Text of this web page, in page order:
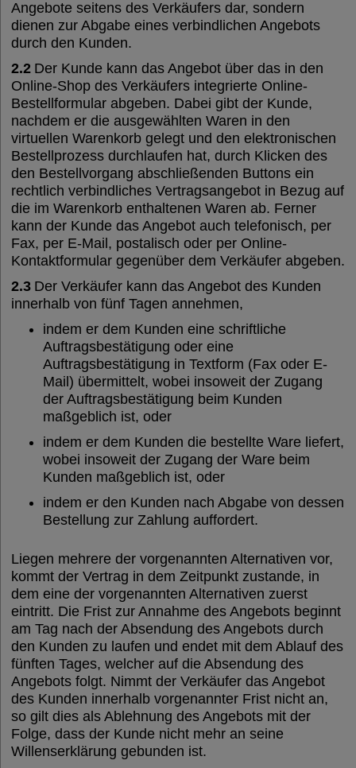
Angebote seitens des Verkäufers dar, sondern
dienen zur Abgabe eines verbindlichen Angebots
durch den Kunden.
2.2 Der Kunde kann das Angebot über das in den
Online-Shop des Verkäufers integrierte Online-
Bestellformular abgeben. Dabei gibt der Kunde,
nachdem er die ausgewählten Waren in den
virtuellen Warenkorb gelegt und den elektronischen
Bestellprozess durchlaufen hat, durch Klicken des
den Bestellvorgang abschließenden Buttons ein
rechtlich verbindliches Vertragsangebot in Bezug auf
die im Warenkorb enthaltenen Waren ab. Ferner
kann der Kunde das Angebot auch telefonisch, per
Fax, per E-Mail, postalisch oder per Online-
Kontaktformular gegenüber dem Verkäufer abgeben.
2.3 Der Verkäufer kann das Angebot des Kunden
innerhalb von fünf Tagen annehmen,
indem er dem Kunden eine schriftliche
Auftragsbestätigung oder eine
Auftragsbestätigung in Textform (Fax oder E-
Mail) übermittelt, wobei insoweit der Zugang
der Auftragsbestätigung beim Kunden
maßgeblich ist, oder
indem er dem Kunden die bestellte Ware liefert,
wobei insoweit der Zugang der Ware beim
Kunden maßgeblich ist, oder
indem er den Kunden nach Abgabe von dessen
Bestellung zur Zahlung auffordert.
Liegen mehrere der vorgenannten Alternativen vor,
kommt der Vertrag in dem Zeitpunkt zustande, in
dem eine der vorgenannten Alternativen zuerst
eintritt. Die Frist zur Annahme des Angebots beginnt
am Tag nach der Absendung des Angebots durch
den Kunden zu laufen und endet mit dem Ablauf des
fünften Tages, welcher auf die Absendung des
Angebots folgt. Nimmt der Verkäufer das Angebot
des Kunden innerhalb vorgenannter Frist nicht an,
so gilt dies als Ablehnung des Angebots mit der
Folge, dass der Kunde nicht mehr an seine
Willenserklärung gebunden ist.